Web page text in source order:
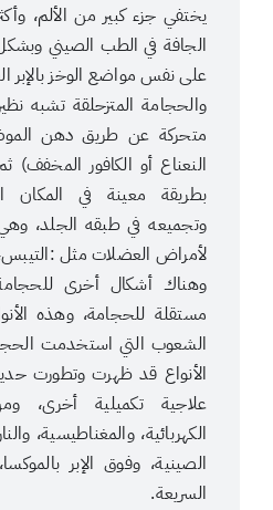
يختفي جزء كبير من الألم،
الجافة في الطب الصيني
على نفس مواضع الوخز بالإبر
والحجامة المتزحلقة تشبه
متحركة عن طريق دهن
النعناع أو الكافور
بطريقة معينة في
وتجميعه في طبقه الجلد،
لأمراض العضلات مثل
وهناك أشكال أخرى
مستقلة للحجامة، وهذه
الشعوب التي استخدمت
الأنواع قد ظهرت وتطورت
علاجية تكميلية أخرى،
الكهربائية، والمغناطيسية،
الصينية، وفوق الإبر
السريعة.